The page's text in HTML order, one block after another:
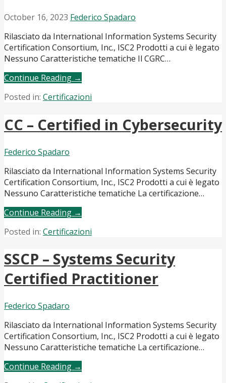
October 16, 2023 Federico Spadaro
Rilasciato da International Information Systems Security
Certification Consortium, Inc., ISC2 Prodotti a cui è legato
Nessuno Caratteristiche tematiche Il CGRC…
Continue Reading →
Posted in: Certificazioni
CC – Certified in Cybersecurity
Federico Spadaro
Rilasciato da International Information Systems Security
Certification Consortium, Inc., ISC2 Prodotti a cui è legato
Nessuno Caratteristiche tematiche La certificazione…
Continue Reading →
Posted in: Certificazioni
SSCP – Systems Security
Certified Practitioner
Federico Spadaro
Rilasciato da International Information Systems Security
Certification Consortium, Inc., ISC2 Prodotti a cui è legato
Nessuno Caratteristiche tematiche La certificazione…
Continue Reading →